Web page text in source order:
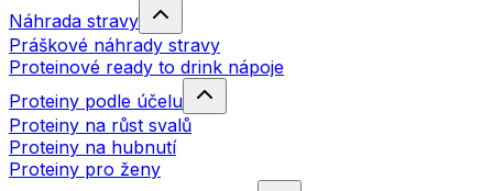
Náhrada stravy
Práškové náhrady stravy
Proteinové ready to drink nápoje
Proteiny podle účelu
Proteiny na růst svalů
Proteiny na hubnutí
Proteiny pro ženy